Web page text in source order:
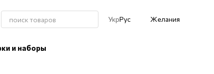
УкрРус Желания
и наборы